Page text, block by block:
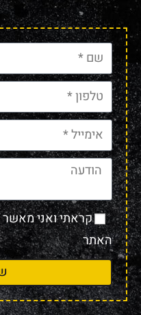
קראתי ואני
האתר